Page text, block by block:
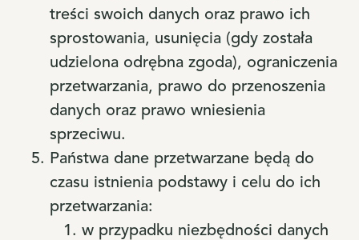
treści swoich danych oraz prawo ich
sprostowania, usunięcia (gdy została
udzielona odrębna zgoda), ograniczenia
przetwarzania, prawo do przenoszenia
danych oraz prawo wniesienia
sprzeciwu.
Państwa dane przetwarzane będą do
czasu istnienia podstawy i celu do ich
przetwarzania:
w przypadku niezbędności danych